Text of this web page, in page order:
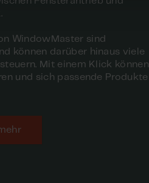
WindowMaster sind
können darüber hinaus viele
Mit einem Klick können
und sich passende Produkte